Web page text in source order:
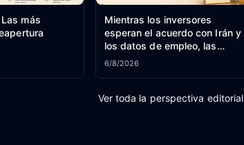
más
Mientras los inversores
esperan el acuerdo con Irán y
los datos de empleo, las
bolsas fluctúan – Resumen del
6/8/2026
Ver toda la perspectiva editorial